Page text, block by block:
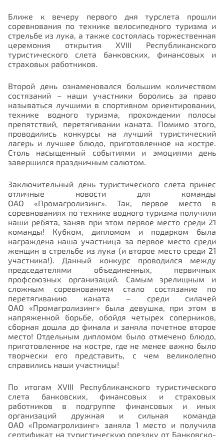
Ближе к вечеру первого дня турслета прошли
соревнования по технике велосипедного туризма и
стрельбе из лука, а также состоялась торжественная
церемония открытия XVIII Республиканского
туристического слета банковских, финансовых и
страховых работников.
Второй день ознаменовался большим количеством
состязаний – наши участники боролись за право
называться лучшими в спортивном ориентировании,
технике водного туризма, прохождении полосы
препятствий, перетягивании каната. Помимо этого,
проводились конкурсы на лучший туристический
лагерь и лучшее блюдо, приготовленное на костре.
Столь насыщенный событиями и эмоциями день
завершился праздничным салютом.
Заключительный день туристического слета принес
отличные новости для команды
ОАО «Промагролизинг» . Так, первое место в
соревнованиях по технике водного туризма получили
наши ребята, заняв при этом первое место среди 21
команды! Кубком, дипломом и подарком была
награждена наша участница за первое место среди
женщин в стрельбе из лука (и второе место среди 21
участника!). Данный конкурс проводился между
председателями объединенных, первичных
профсоюзных организаций. Самым зрелищным и
сложным соревнованием стало состязание по
перетягиванию каната – среди силачей
ОАО «Промагролизинг» была девушка, при этом в
напряженной борьбе, обойдя четырех соперников,
сборная дошла до финала и заняла почетное второе
место! Отдельным дипломом было отмечено блюдо,
приготовленное на костре, где не менее важно было
творчески его представить, с чем великолепно
справились наши участницы!
По итогам XVIII Республиканского туристического
слета банковских, финансовых и страховых
работников в подгруппе финансовых и иных
организаций дружная и сильная команда
ОАО «Промагролизинг» заняла 1 место и получила
сертификат на туристическую поездку от Банковско-